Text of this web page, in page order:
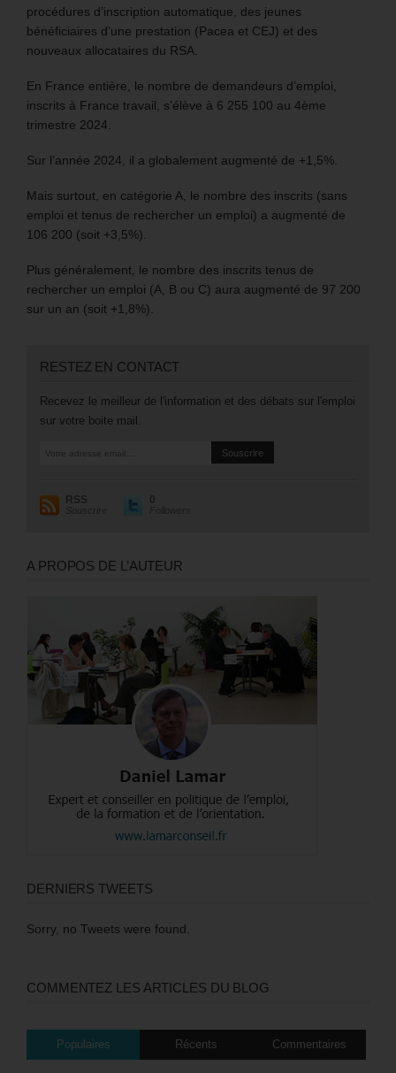
procédures d’inscription automatique, des jeunes
bénéficiaires d’une prestation (Pacea et CEJ) et des
nouveaux allocataires du RSA.
En France entière, le nombre de demandeurs d’emploi,
inscrits à France travail, s’élève à 6 255 100 au 4ème
trimestre 2024.
Sur l’année 2024, il a globalement augmenté de +1,5%.
Mais surtout, en catégorie A, le nombre des inscrits (sans
emploi et tenus de rechercher un emploi) a augmenté de
106 200 (soit +3,5%).
Plus généralement, le nombre des inscrits tenus de
rechercher un emploi (A, B ou C) aura augmenté de 97 200
sur un an (soit +1,8%).
RESTEZ EN CONTACT
Recevez le meilleur de l'information et des débats sur l'emploi
sur votre boite mail.
RSS
Souscrire
0
Followers
A PROPOS DE L’AUTEUR
DERNIERS TWEETS
Sorry, no Tweets were found.
COMMENTEZ LES ARTICLES DU BLOG
Populaires Récents Commentaires